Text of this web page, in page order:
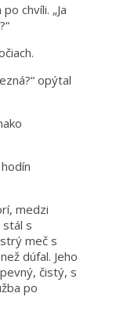
chvíli. „Ja
opýtal
medzi
stál s
meč s
dúfal. Jeho
čistý, s
po